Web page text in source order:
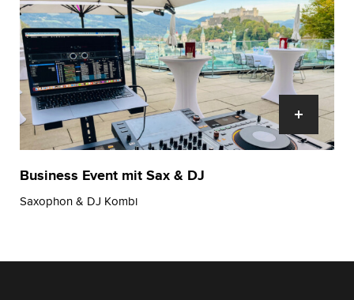
Business Event mit Sax & DJ
Saxophon & DJ Kombi